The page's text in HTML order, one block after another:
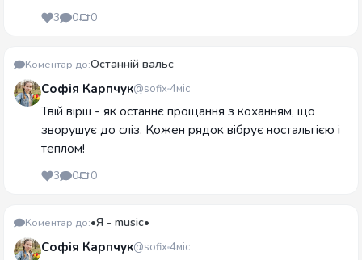
3 0 0
Коментар до:Останній вальс
Софія Карпчук@sofix 4міс
Твій вірш - як останнє прощання з коханням, що
зворушує до сліз. Кожен рядок вібрує ностальгією і
теплом!
3 0 0
Коментар до:•Я - music•
Софія Карпчук@sofix 4міс